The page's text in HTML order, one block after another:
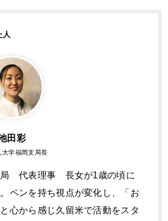
田彩
大学福岡支局長
局 代表理事 長女が1歳の頃に
ペンを持ち視点が変化し、「お
心から感じ久留米で活動をスタ